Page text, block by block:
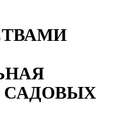
САДОВЫХ